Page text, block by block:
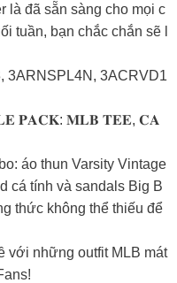
là đã sẵn sàng cho mọi c
tuần, bạn chắc chắn sẽ l
3ARNSPL4N, 3ACRVD1
𝐏𝐀𝐂𝐊: 𝐌𝐋𝐁 𝐓𝐄𝐄, 𝐂𝐀
áo thun Varsity Vintage
cá tính và sandals Big B
thức không thể thiếu để
với những outfit MLB mát